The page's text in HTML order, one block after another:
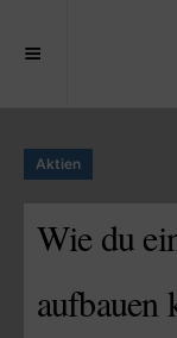
Aktien
Wie du
aufbauen